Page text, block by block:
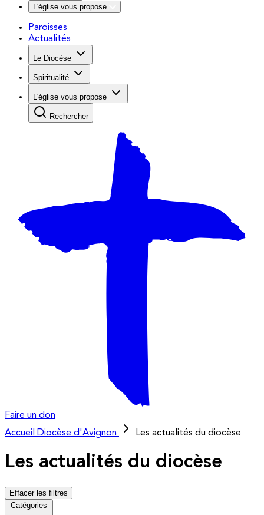
L'église vous propose
Paroisses
Actualités
Le Diocèse
Spiritualité
L'église vous propose
Rechercher
Faire un don
Accueil
Diocèse d'Avignon Les actualités du diocèse
Les actualités du diocèse
Effacer les filtres
Catégories